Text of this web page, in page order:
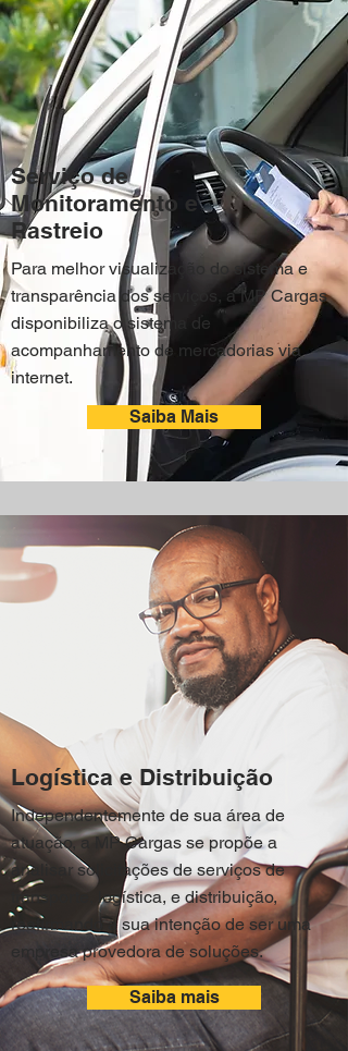
Serviço de
Monitoramento e
Rastreio
Para melhor visualização do sistema e
transparência dos serviços, a MP Cargas
disponibiliza o sistema de
acompanhamento de mercadorias via
internet.
Saiba Mais
Logística e Distribuição
Independentemente de sua área de
atuação, a MP Cargas se propõe a
analisar solicitações de serviços de
transporte, logística, e distribuição,
reafirmando a sua intenção de ser uma
empresa provedora de soluções.
Saiba mais